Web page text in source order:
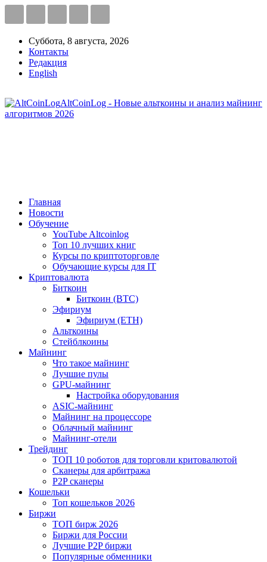
Суббота, 8 августа, 2026
Контакты
Редакция
English
AltCoinLog - Новые альткоины и анализ майнинг
алгоритмов 2026
Главная
Новости
Обучение
YouTube Altcoinlog
Топ 10 лучших книг
Курсы по криптоторговле
Обучающие курсы для IT
Криптовалюта
Биткоин
Биткоин (BTC)
Эфириум
Эфириум (ETH)
Альткоины
Стейблкоины
Майнинг
Что такое майнинг
Лучшие пулы
GPU-майнинг
Настройка оборудования
ASIC-майнинг
Майнинг на процессоре
Облачный майнинг
Майнинг-отели
Трейдинг
ТОП 10 роботов для торговли критовалютой
Сканеры для арбитража
P2P сканеры
Кошельки
Топ кошельков 2026
Биржи
ТОП бирж 2026
Биржи для России
Лучшие P2P биржи
Популярные обменники